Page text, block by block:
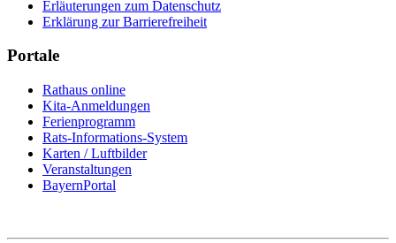
Erläuterungen zum Datenschutz
Erklärung zur Barrierefreiheit
Portale
Rathaus online
Kita-Anmeldungen
Ferienprogramm
Rats-Informations-System
Karten / Luftbilder
Veranstaltungen
BayernPortal